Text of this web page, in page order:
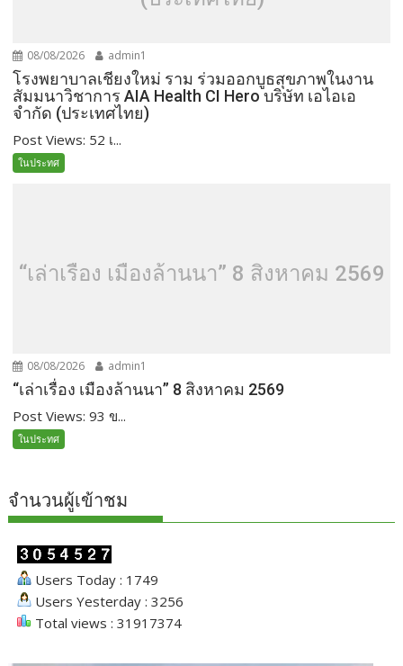
08/08/2026 admin1
โรงพยาบาลเชียงใหม่ ราม ร่วมออกบูธสุขภาพในงาน
สัมมนาวิชาการ AIA Health CI Hero บริษัท เอไอเอ
จำกัด (ประเทศไทย)
Post Views: 52 เ...
ในประทศ
“เล่าเรื่อง เมืองล้านนา” 8 สิงหาคม 2569
08/08/2026 admin1
“เล่าเรื่อง เมืองล้านนา” 8 สิงหาคม 2569
Post Views: 93 ข...
ในประทศ
จำนวนผู้เข้าชม
Users Today : 1749
Users Yesterday : 3256
Total views : 31917374